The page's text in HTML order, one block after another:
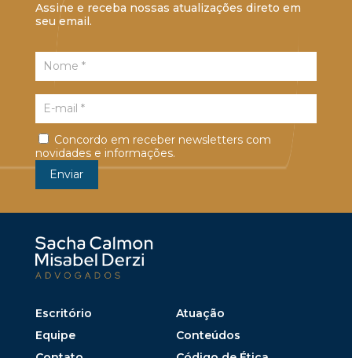
Assine e receba nossas atualizações direto em
seu email.
Concordo em receber newsletters com
novidades e informações.
Escritório
Atuação
Equipe
Conteúdos